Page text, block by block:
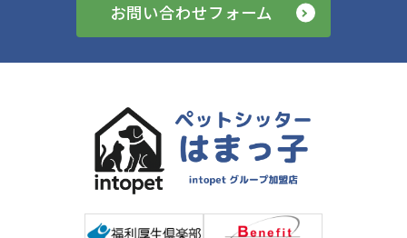
お問い合わせフォーム